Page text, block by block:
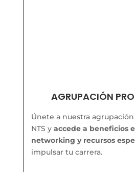
AGRUPACIÓN
Únete a nuestra
NTS y accede a beneficios
networking y recursos
impulsar tu carrera.